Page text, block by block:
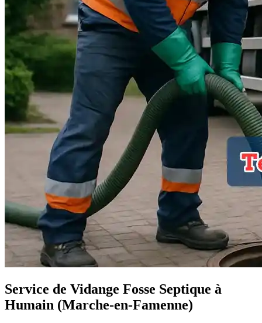
Service de Vidange Fosse Septique à
Humain (Marche-en-Famenne)